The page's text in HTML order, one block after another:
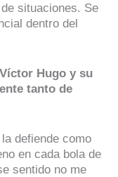
situaciones. Se
dentro del
Hugo y su
tanto de
defiende como
en cada bola de
sentido no me